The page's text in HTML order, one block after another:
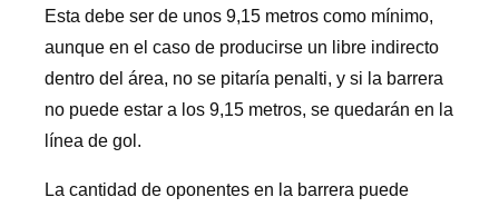
Esta debe ser de unos 9,15 metros como mínimo,
aunque en el caso de producirse un libre indirecto
dentro del área, no se pitaría penalti, y si la barrera
no puede estar a los 9,15 metros, se quedarán en la
línea de gol.
La cantidad de oponentes en la barrera puede